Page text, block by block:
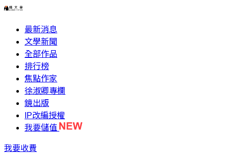
最新消息
文學新聞
全部作品
排行榜
焦點作家
徐淑卿專欄
鏡出版
IP改編授權
我要儲值
我要收費